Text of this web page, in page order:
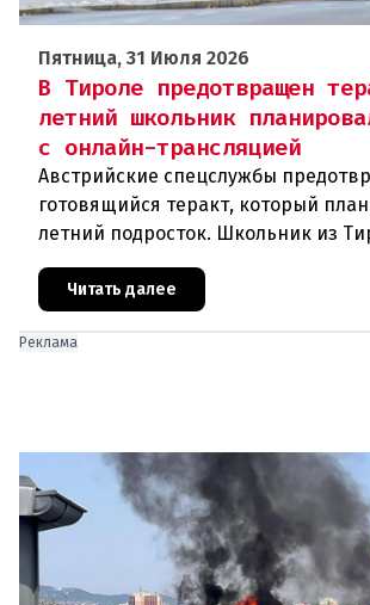
Пятница, 31 Июля 2026
В Тироле предотвращен
летний школьник
с онлайн-трансляцией
Австрийские спецслужбы
готовящийся теракт, который
летний подросток. Школьник из
нападение на религиозные
намеревался транслировать свои
Читать далее
Реклама